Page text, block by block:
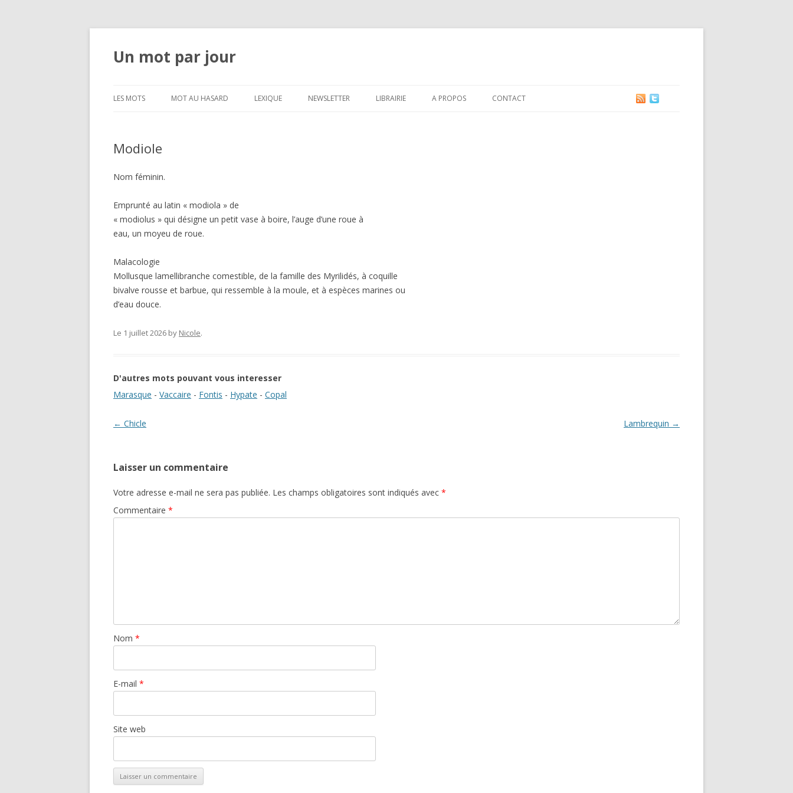
Un mot par jour
LES MOTS MOT AU HASARD LEXIQUE NEWSLETTER LIBRAIRIE A PROPOS CONTACT
Modiole
Nom féminin.
Emprunté au latin « modiola » de
« modiolus » qui désigne un petit vase à boire, l’auge d’une roue à
eau, un moyeu de roue.
Malacologie
Mollusque lamellibranche comestible, de la famille des Myrilidés, à coquille
bivalve rousse et barbue, qui ressemble à la moule, et à espèces marines ou
d’eau douce.
Le 1 juillet 2026 by Nicole.
D'autres mots pouvant vous interesser
Marasque - Vaccaire - Fontis - Hypate - Copal
Navigation des articles
← Chicle Lambrequin →
Laisser un commentaire
Votre adresse e-mail ne sera pas publiée. Les champs obligatoires sont indiqués avec *
Commentaire *
Nom *
E-mail *
Site web